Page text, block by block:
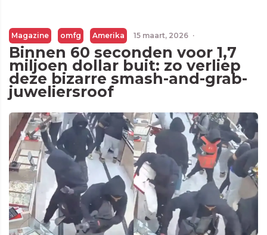
Magazine omfg Amerika 15 maart, 2026 ·
Binnen 60 seconden voor 1,7
miljoen dollar buit: zo verliep
deze bizarre smash-and-grab-
juweliersroof